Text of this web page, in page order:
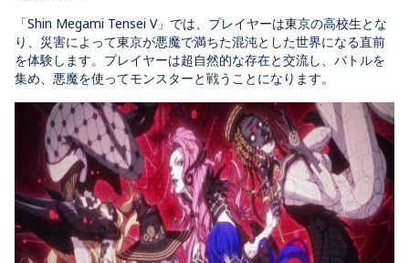
「Shin Megami Tensei V」では、プレイヤーは東京の高校生とな
り、災害によって東京が悪魔で満ちた混沌とした世界になる直前
を体験します。プレイヤーは超自然的な存在と交流し、バトルを
集め、悪魔を使ってモンスターと戦うことになります。